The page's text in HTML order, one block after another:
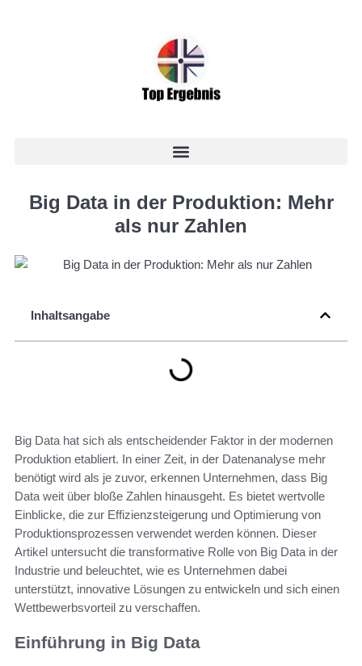
Big Data in der Produktion: Mehr
als nur Zahlen
Inhaltsangabe
Big Data hat sich als entscheidender Faktor in der modernen
Produktion etabliert. In einer Zeit, in der Datenanalyse mehr
benötigt wird als je zuvor, erkennen Unternehmen, dass Big
Data weit über bloße Zahlen hinausgeht. Es bietet wertvolle
Einblicke, die zur Effizienzsteigerung und Optimierung von
Produktionsprozessen verwendet werden können. Dieser
Artikel untersucht die transformative Rolle von Big Data in der
Industrie und beleuchtet, wie es Unternehmen dabei
unterstützt, innovative Lösungen zu entwickeln und sich einen
Wettbewerbsvorteil zu verschaffen.
Einführung in Big Data